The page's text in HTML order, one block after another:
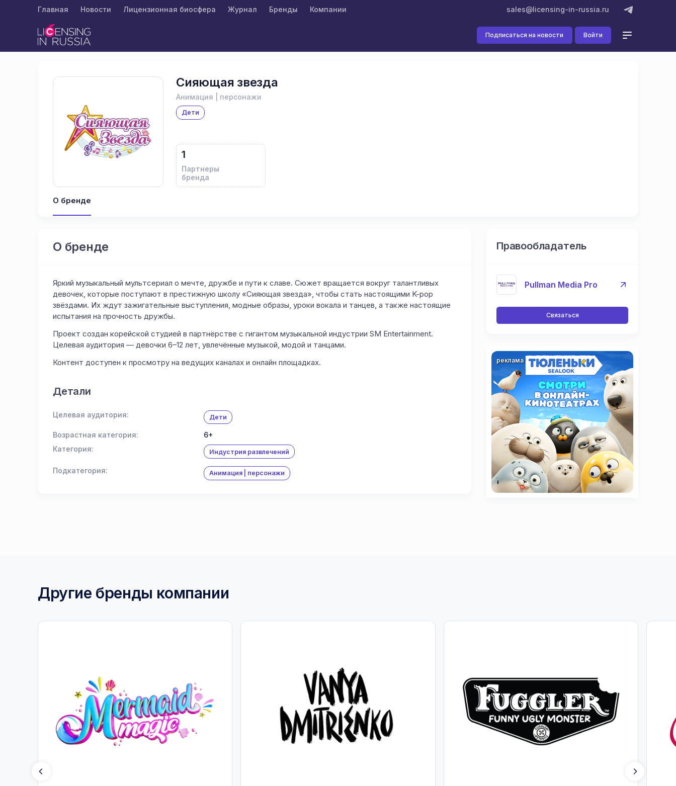
Главная Новости Лицензионная биосфера Журнал Бренды Компании sales@licensing-in-russia.ru
Подписаться на новости Войти
Сияющая звезда
Анимация | персонажи
Дети
1
Партнеры
бренда
О бренде
О бренде
Яркий музыкальный мультсериал о мечте, дружбе и пути к славе. Сюжет вращается вокруг талантливых
девочек, которые поступают в престижную школу «Сияющая звезда», чтобы стать настоящими K-pop
звёздами. Их ждут зажигательные выступления, модные образы, уроки вокала и танцев, а также настоящие
испытания на прочность дружбы.
Проект создан корейской студией в партнёрстве с гигантом музыкальной индустрии SM Entertainment.
Целевая аудитория — девочки 6–12 лет, увлечённые музыкой, модой и танцами.
Контент доступен к просмотру на ведущих каналах и онлайн площадках.
Детали
Целевая аудитория: Дети
Возрастная категория:
6+
Категория:
Индустрия развлечений
Подкатегория: Анимация | персонажи
Правообладатель
Pullman Media Pro
Связаться
реклама
Другие бренды компании